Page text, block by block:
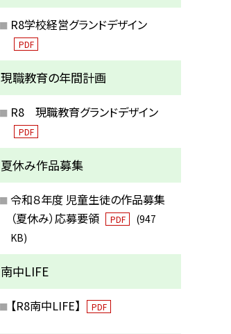
R8学校経営グランドデザイン
PDF
現職教育の年間計画
R8 現職教育グランドデザイン
PDF
夏休み作品募集
令和８年度 児童生徒の作品募集
（夏休み）応募要領
PDF
(947
KB)
南中LIFE
【R8南中LIFE】 PDF